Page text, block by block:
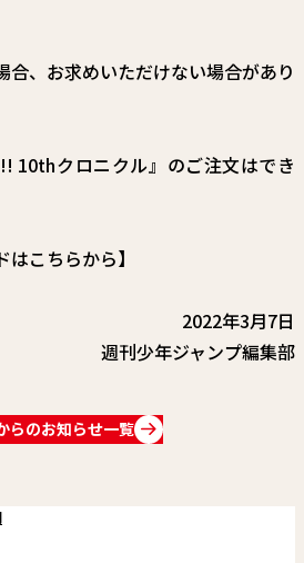
、お求めいただけない場合があり
10thクロニクル』のご注文はでき
はこちらから】
2022年3月7日
週刊少年ジャンプ編集部
らのお知らせ一覧